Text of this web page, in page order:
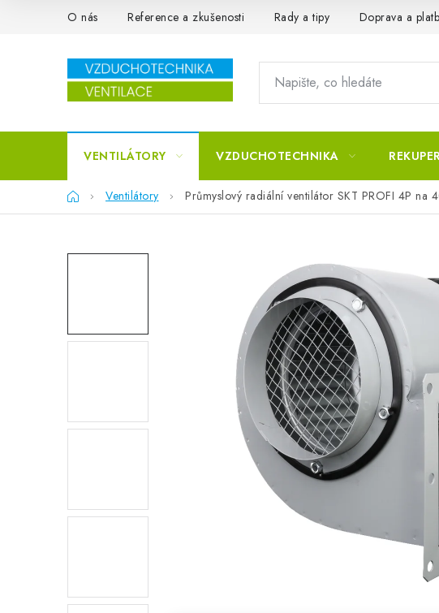
Přejít na obsahO nás Reference a zkušenosti Rady a tipy Doprava a
VENTILÁTORY VZDUCHOTECHNIKA
DomůVentilátory Průmyslový radiální ventilátor SKT PROFI 4P